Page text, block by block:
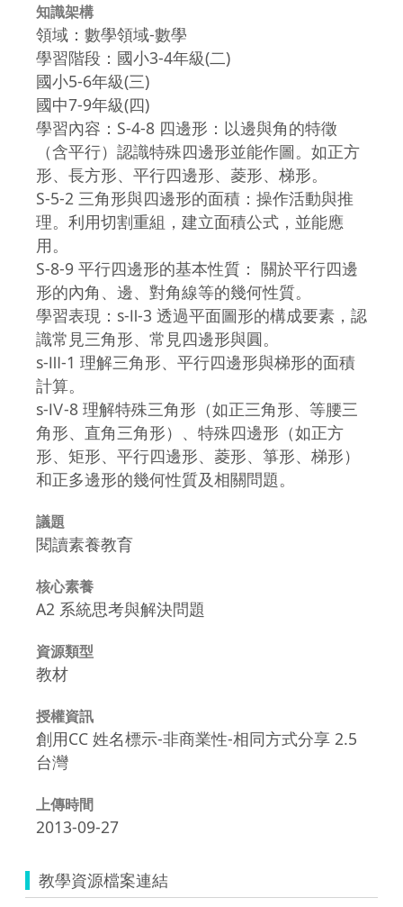
知識架構
領域：數學領域-數學
學習階段：國小3-4年級(二)
國小5-6年級(三)
國中7-9年級(四)
學習內容：S-4-8 四邊形：以邊與角的特徵
（含平行）認識特殊四邊形並能作圖。如正方
形、長方形、平行四邊形、菱形、梯形。
S-5-2 三角形與四邊形的面積：操作活動與推
理。利用切割重組，建立面積公式，並能應
用。
S-8-9 平行四邊形的基本性質： 關於平行四邊
形的內角、邊、對角線等的幾何性質。
學習表現：s-Ⅱ-3 透過平面圖形的構成要素，認
識常見三角形、常見四邊形與圓。
s-Ⅲ-1 理解三角形、平行四邊形與梯形的面積
計算。
s-Ⅳ-8 理解特殊三角形（如正三角形、等腰三
角形、直角三角形）、特殊四邊形（如正方
形、矩形、平行四邊形、菱形、箏形、梯形）
和正多邊形的幾何性質及相關問題。
議題
閱讀素養教育
核心素養
A2 系統思考與解決問題
資源類型
教材
授權資訊
創用CC 姓名標示-非商業性-相同方式分享 2.5
台灣
上傳時間
2013-09-27
教學資源檔案連結